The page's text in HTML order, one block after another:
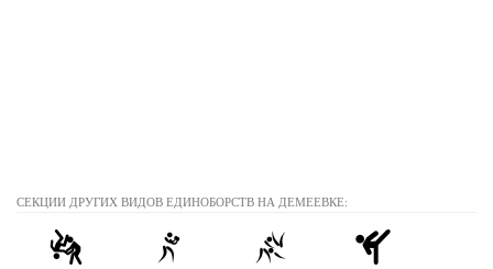
СЕКЦИИ ДРУГИХ ВИДОВ ЕДИНОБОРСТВ НА ДЕМЕЕВКЕ: